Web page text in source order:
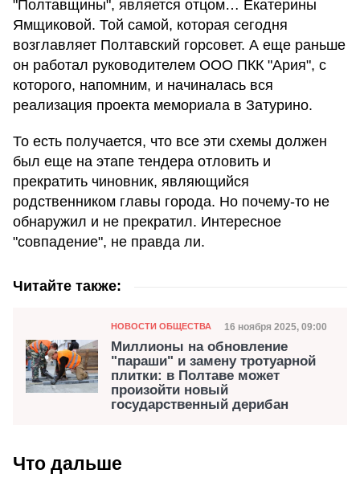
"Полтавщины", является отцом… Екатерины
Ямщиковой. Той самой, которая сегодня
возглавляет Полтавский горсовет. А еще раньше
он работал руководителем ООО ПКК "Ария", с
которого, напомним, и начиналась вся
реализация проекта мемориала в Затурино.
То есть получается, что все эти схемы должен
был еще на этапе тендера отловить и
прекратить чиновник, являющийся
родственником главы города. Но почему-то не
обнаружил и не прекратил. Интересное
"совпадение", не правда ли.
Читайте также:
Категория
НОВОСТИ ОБЩЕСТВА Дата публикации
16 ноября 2025, 09:00
Миллионы на обновление
"параши" и замену тротуарной
плитки: в Полтаве может
произойти новый
государственный дерибан
Что дальше